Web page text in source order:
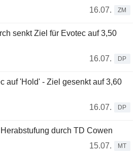
16.07.
ZM
senkt Ziel für Evotec auf 3,50
16.07.
DP
auf 'Hold' - Ziel gesenkt auf 3,60
16.07.
DP
durch TD Cowen
15.07.
MT